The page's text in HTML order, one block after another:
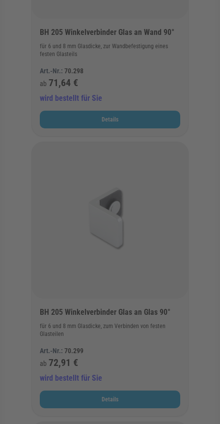
BH 205 Winkelverbinder Glas an Wand 90°
für 6 und 8 mm Glasdicke, zur Wandbefestigung eines
festen Glasteils
Art.-Nr.: 70.298
ab 71,64 €
wird bestellt für Sie
Details
BH 205 Winkelverbinder Glas an Glas 90°
für 6 und 8 mm Glasdicke, zum Verbinden von festen
Glasteilen
Art.-Nr.: 70.299
ab 72,91 €
wird bestellt für Sie
Details